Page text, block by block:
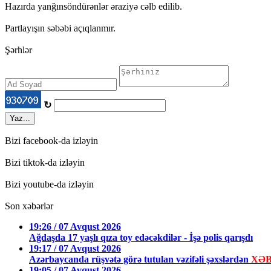
Hazırda yanğınsöndürənlər əraziyə cəlb edilib.
Partlayışın səbəbi açıqlanmır.
Şərhlər
↻
Yaz...
Bizi facebook-da izləyin
Bizi tiktok-da izləyin
Bizi youtube-da izləyin
Son xəbərlər
19:26 / 07 Avqust 2026
Ağdaşda 17 yaşlı qıza toy edəcəkdilər - İşə polis qarışdı
19:17 / 07 Avqust 2026
Azərbaycanda rüşvətə görə tutulan vəzifəli şəxslərdən